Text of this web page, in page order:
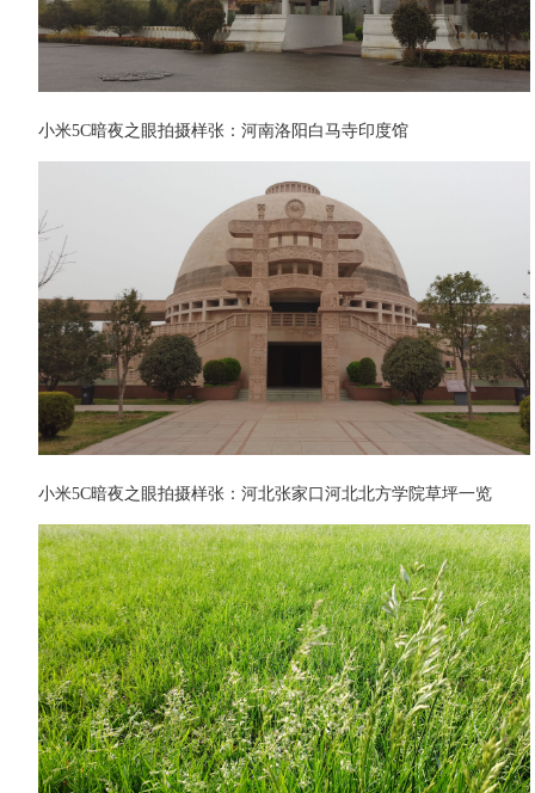
小米5C暗夜之眼拍摄样张：河南洛阳白马寺印度馆
小米5C暗夜之眼拍摄样张：河北张家口河北北方学院草坪一览